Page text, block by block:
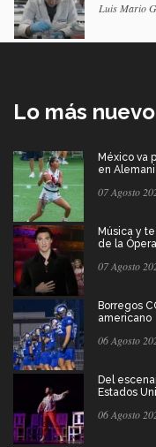
Luis Mario
Lo más nuevo
México va
en
07 Agosto
Música y
de la
07 Agosto
Borregos
americano
06 Agosto
Del
Estados
06 Agosto